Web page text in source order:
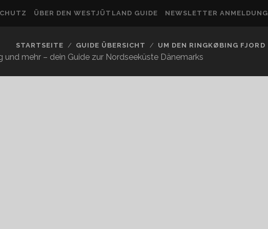
ÜBER DEN WESTJÜTLAND GUIDE NEWSLETTER ANMELDUNG
mehr – dein Guide zur Nordseeküste Dänemarks
STARTSEITE GUIDE ÜBERSICHT UM DEN RINGKØBING FJORD